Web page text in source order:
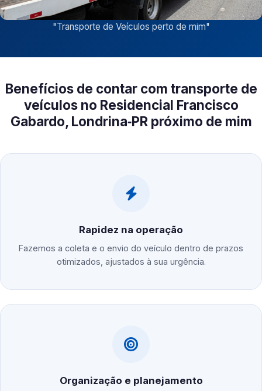
"Transporte de Veículos perto de mim"
Benefícios de contar com transporte de
veículos no Residencial Francisco
Gabardo, Londrina‑PR próximo de mim
Rapidez na operação
Fazemos a coleta e o envio do veículo dentro de prazos
otimizados, ajustados à sua urgência.
Organização e planejamento